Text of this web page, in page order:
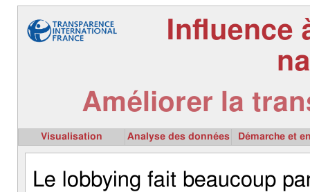
Influence
Améliorer la
Visualisation Analyse des données Démarche et
Le lobbying fait beaucoup